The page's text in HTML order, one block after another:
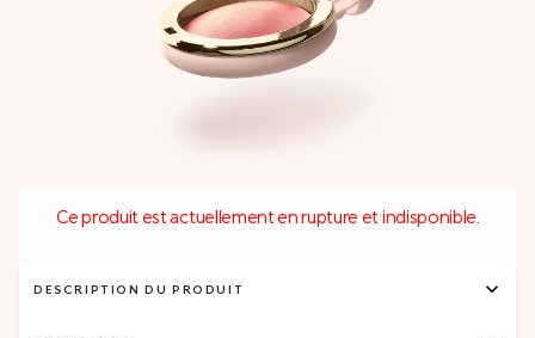
Ce produit est actuellement en rupture et indisponible.
DESCRIPTION DU PRODUIT